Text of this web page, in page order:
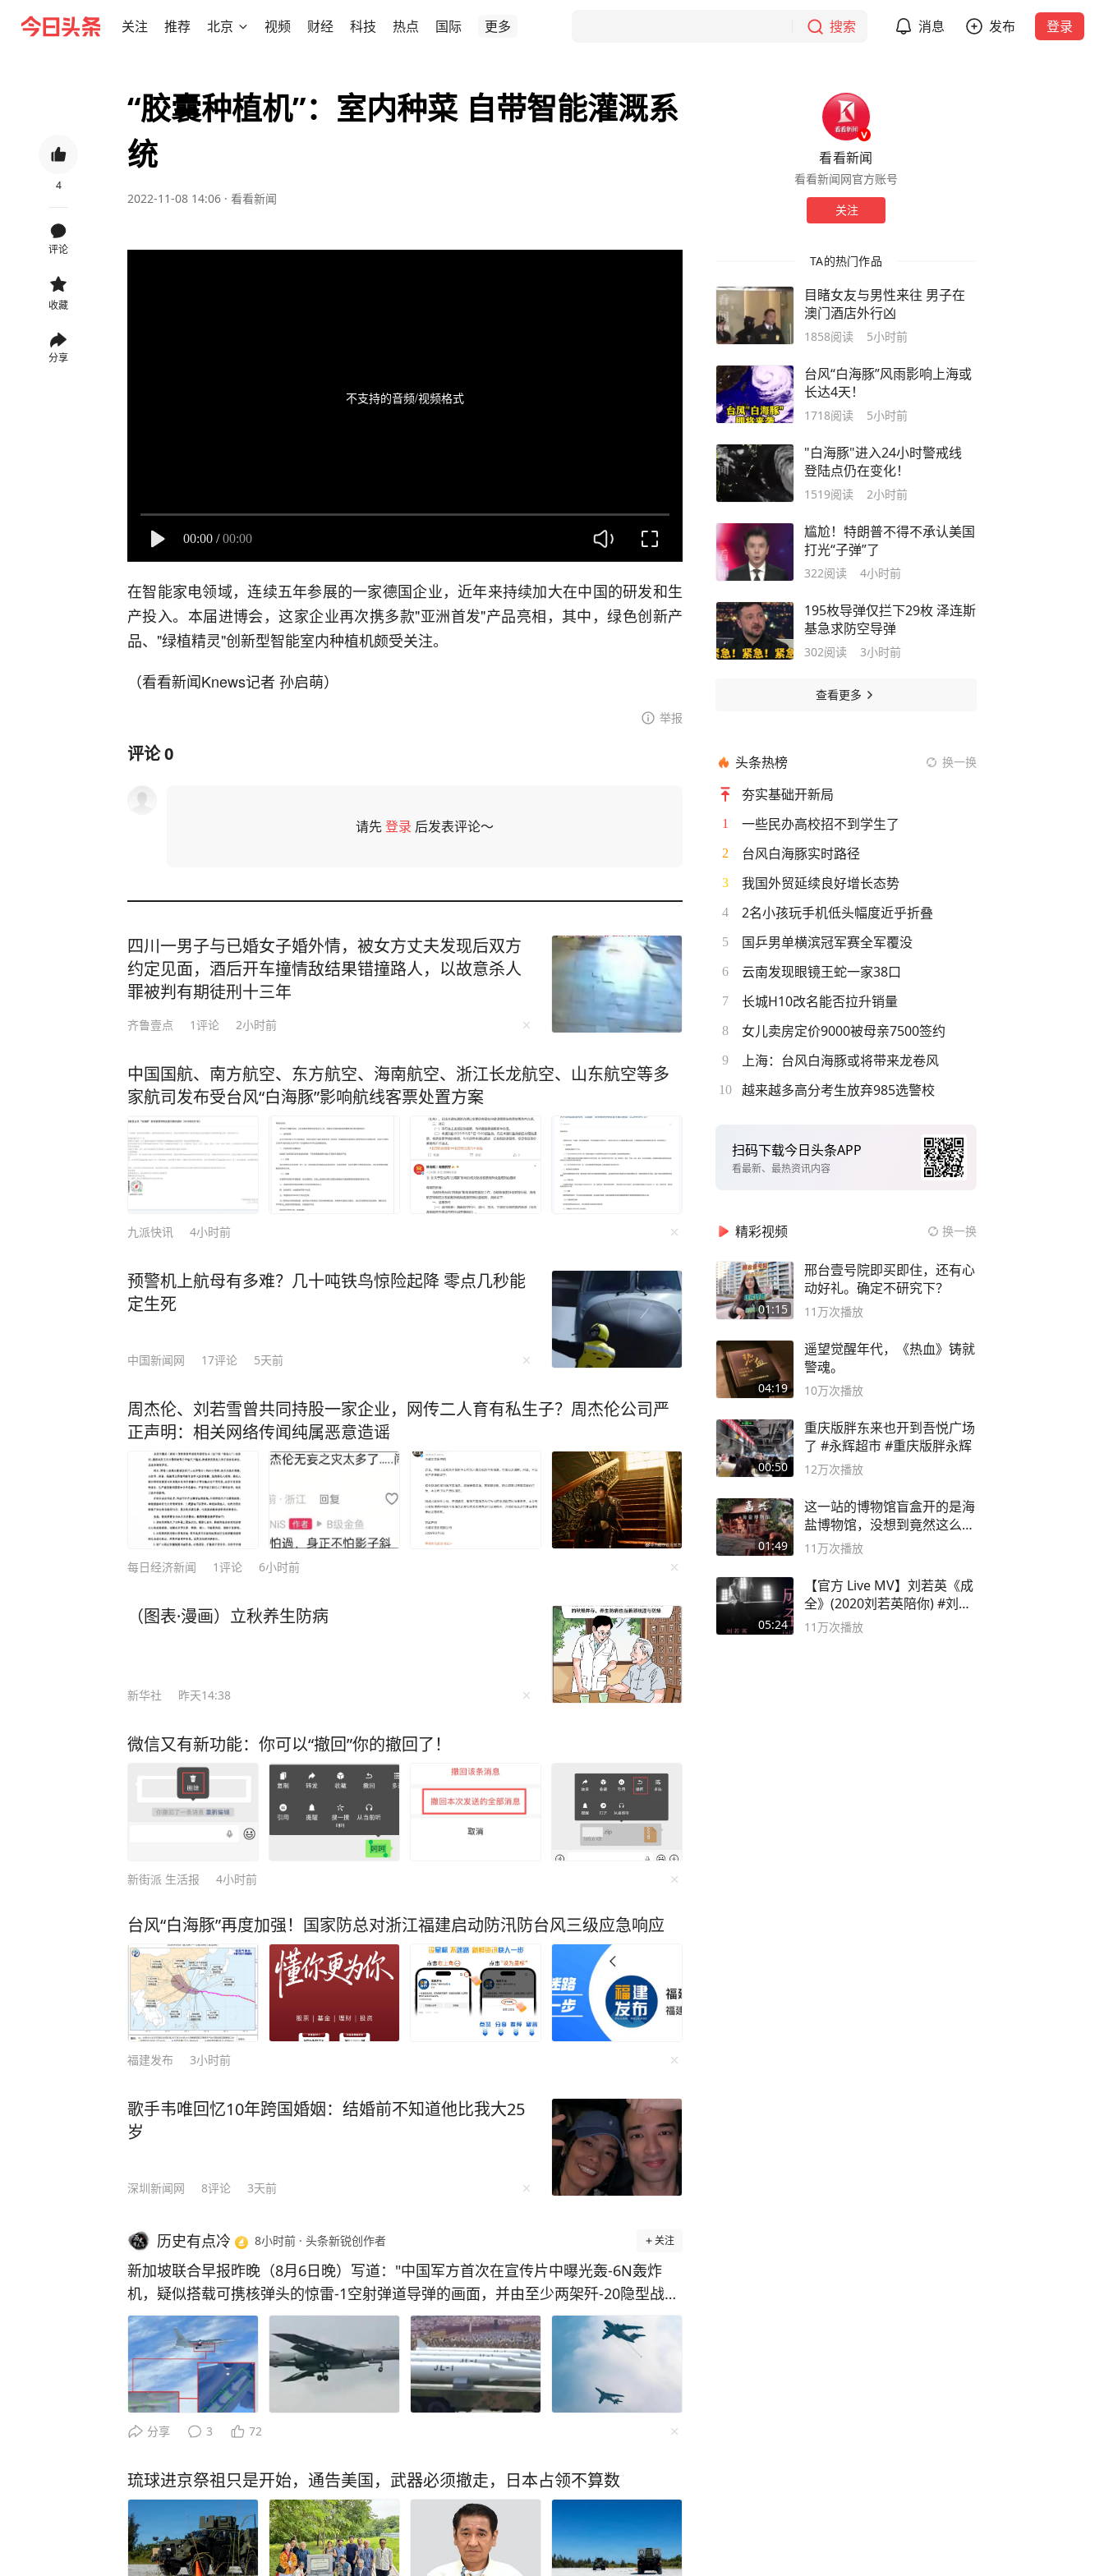
关注 推荐 北京 视频 财经 科技 热点 国际 更多 搜索 消息 发布 登录
4
评论
收藏
分享
“胶囊种植机”：室内种菜 自带智能灌溉系
统
2022-11-08 14:06 · 看看新闻
不支持的音频/视频格式
00:00 / 00:00
在智能家电领域，连续五年参展的一家德国企业，近年来持续加大在中国的研发和生
产投入。本届进博会，这家企业再次携多款"亚洲首发"产品亮相，其中，绿色创新产
品、"绿植精灵"创新型智能室内种植机颇受关注。
（看看新闻Knews记者 孙启萌）
举报
评论0
请先登录 后发表评论～
四川一男子与已婚女子婚外情，被女方丈夫发现后双方
约定见面，酒后开车撞情敌结果错撞路人，以故意杀人
罪被判有期徒刑十三年
齐鲁壹点 1评论 2小时前
中国国航、南方航空、东方航空、海南航空、浙江长龙航空、山东航空等多
家航司发布受台风“白海豚”影响航线客票处置方案
九派快讯 4小时前
预警机上航母有多难？几十吨铁鸟惊险起降 零点几秒能
定生死
中国新闻网 17评论 5天前
周杰伦、刘若雪曾共同持股一家企业，网传二人育有私生子？周杰伦公司严
正声明：相关网络传闻纯属恶意造谣
每日经济新闻 1评论 6小时前
（图表·漫画）立秋养生防病
新华社 昨天14:38
微信又有新功能：你可以“撤回”你的撤回了！
新街派 生活报 4小时前
台风“白海豚”再度加强！国家防总对浙江福建启动防汛防台风三级应急响应
福建发布 3小时前
歌手韦唯回忆10年跨国婚姻：结婚前不知道他比我大25
岁
深圳新闻网 8评论 3天前
历史有点冷 8小时前 · 头条新锐创作者 关注
新加坡联合早报昨晚（8月6日晚）写道："中国军方首次在宣传片中曝光轰-6N轰炸
机，疑似搭载可携核弹头的惊雷-1空射弹道导弹的画面，并由至少两架歼-20隐型战机
伴飞护航。有分析认为，北京正形成新的空中核打击架构，提高了任务生存能力。"
说白了，中国空基核力量从"我们有这东西"的静态展示，走到了"我们能带着它去完成
任务"的体系化亮相。 要知道，轰-6N这个平台本身并不隐身，机腹挂上体型巨大的惊
雷-1之后，雷达反射特征只会更明显。 按海外防务分析的说法，轰-6N能不能完成打
击任务，取决于整个编队能不能协同——光有导弹的长臂是不够的，关键是平台得活
着抵达发射阵位，发射完还得能撤回来。 这就解释了为什么画面里一定有歼-20：它
侧展开，用隐身性能和有源相控阵雷达先把敌方拦截机、预警机找出来，逼对方战斗
机转头去保护自己的加油机和预警机，从而给轰-6N清出一条能抵达发射位置的空中
走廊。 导弹脱手之后，歼-20再掩护轰炸机撤回己方空域。 这套打法的核心一句话：
尖刀在前扫障，重炮在后输出。 但真正值得一说的是惊雷-1本身的属性。这枚导弹官
方定性为"空基远程导弹"，军事专家明确指认它补齐了中国三位一体核打击里那块最
分享 3 72
琉球进京祭祖只是开始，通告美国，武器必须撤走，日本占领不算数
看看新闻
看看新闻网官方账号
关注
TA的热门作品
目睹女友与男性来往 男子在
澳门酒店外行凶
1858阅读 5小时前
台风“白海豚”风雨影响上海或
长达4天！
1718阅读 5小时前
"白海豚"进入24小时警戒线
登陆点仍在变化！
1519阅读 2小时前
尴尬！特朗普不得不承认美国
打光“子弹”了
322阅读 4小时前
195枚导弹仅拦下29枚 泽连斯
基急求防空导弹
302阅读 3小时前
查看更多
头条热榜 换一换
夯实基础开新局
1 一些民办高校招不到学生了
2 台风白海豚实时路径
3 我国外贸延续良好增长态势
4 2名小孩玩手机低头幅度近乎折叠
5 国乒男单横滨冠军赛全军覆没
6 云南发现眼镜王蛇一家38口
7 长城H10改名能否拉升销量
8 女儿卖房定价9000被母亲7500签约
9 上海：台风白海豚或将带来龙卷风
10 越来越多高分考生放弃985选警校
扫码下载今日头条APP
看最新、最热资讯内容
精彩视频 换一换
01:15
邢台壹号院即买即住，还有心
动好礼。确定不研究下？
11万次播放
04:19
遥望觉醒年代，《热血》铸就
警魂。
10万次播放
00:50
重庆版胖东来也开到吾悦广场
了 #永辉超市 #重庆版胖永辉
12万次播放
01:49
这一站的博物馆盲盒开的是海
盐博物馆，没想到竟然这么好
逛！
11万次播放
05:24
【官方 Live MV】刘若英《成
全》(2020刘若英陪你) #刘若
英 #成全
11万次播放